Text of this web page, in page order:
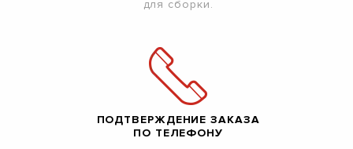
для сборки.
ПОДТВЕРЖДЕНИЕ ЗАКАЗА
ПО ТЕЛЕФОНУ